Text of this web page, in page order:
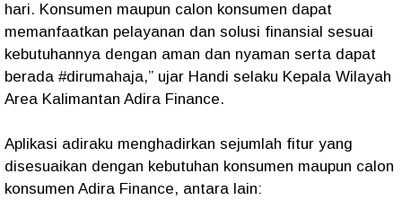
hari. Konsumen maupun calon konsumen dapat
memanfaatkan pelayanan dan solusi finansial sesuai
kebutuhannya dengan aman dan nyaman serta dapat
berada #dirumahaja,” ujar Handi selaku Kepala Wilayah
Area Kalimantan Adira Finance.
Aplikasi adiraku menghadirkan sejumlah fitur yang
disesuaikan dengan kebutuhan konsumen maupun calon
konsumen Adira Finance, antara lain: